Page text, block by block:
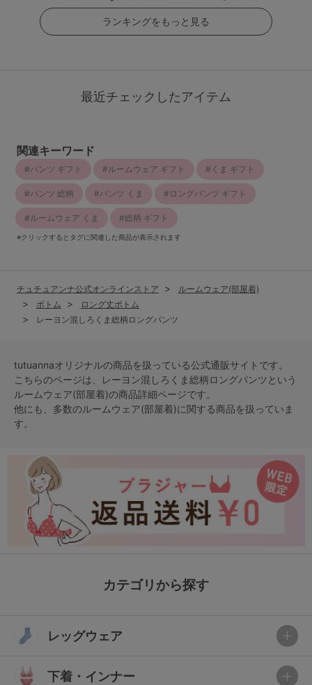
ランキングをもっと見る
最近チェックしたアイテム
関連キーワード
パンツ ギフト ルームウェア ギフト くま ギフト
パンツ 総柄 パンツ くま ロングパンツ ギフト
ルームウェア くま 総柄 ギフト
※クリックするとタグに関連した商品が表示されます
チュチュアンナ公式オンラインストア
ルームウェア(部屋着)
ボトム
ロング丈ボトム
レーヨン混しろくま総柄ロングパンツ
tutuannaオリジナルの商品を扱っている公式通販サイトです。
こちらのページは、レーヨン混しろくま総柄ロングパンツという
ルームウェア(部屋着)の商品詳細ページです。
他にも、多数のルームウェア(部屋着)に関する商品を扱っていま
す。
カテゴリから探す
レッグウェア
下着・インナー